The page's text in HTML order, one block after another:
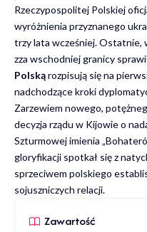
Rzeczypospolitej Polskiej
wyróżnienia przyznanego
trzy lata wcześniej. Ostatnie,
zza wschodniej granicy
Polskąrozpisują się na
nadchodzące kroki
Zarzewiem nowego,
decyzja rządu w Kijowie o
Szturmowej imienia
gloryfikacji spotkał się z
sprzeciwem polskiego
sojuszniczych relacji.
Zawartość